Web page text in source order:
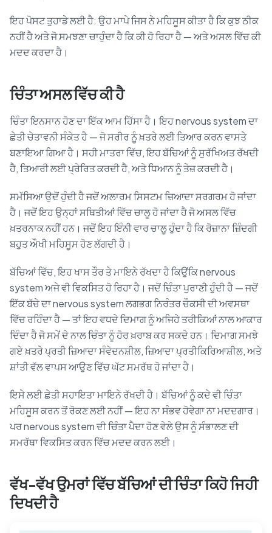
ਇਹ ਪੋਸਟ ਤੁਹਾਡੇ ਲਈ ਹੈ: ਉਹ ਮਾਪੇ ਜਿਸ ਨੇ ਮਹਿਸੂਸ ਕੀਤਾ ਹੈ ਕਿ ਕੁਝ ਠੀਕ
ਨਹੀਂ ਹੈ ਅਤੇ ਜੋ ਸਮਝਣਾ ਚਾਹੁੰਦਾ ਹੈ ਕਿ ਕੀ ਹੋ ਰਿਹਾ ਹੈ — ਅਤੇ ਅਸਲ ਵਿੱਚ ਕੀ
ਮਦਦ ਕਰਦਾ ਹੈ।
ਚਿੰਤਾ ਅਸਲ ਵਿੱਚ ਕੀ ਹੈ
ਚਿੰਤਾ ਇਨਸਾਨ ਹੋਣ ਦਾ ਇੱਕ ਆਮ ਹਿੱਸਾ ਹੈ। ਇਹ nervous system ਦਾ
ਛੇਤੀ ਚੇਤਾਵਨੀ ਸੰਕੇਤ ਹੈ — ਜੋ ਸਰੀਰ ਨੂੰ ਖ਼ਤਰੇ ਲਈ ਤਿਆਰ ਕਰਨ ਵਾਸਤੇ
ਬਣਾਇਆ ਗਿਆ ਹੈ। ਸਹੀ ਮਾਤਰਾ ਵਿੱਚ, ਇਹ ਬੱਚਿਆਂ ਨੂੰ ਸੁਰੱਖਿਅਤ ਰੱਖਦੀ
ਹੈ, ਤਿਆਰੀ ਲਈ ਪ੍ਰੇਰਿਤ ਕਰਦੀ ਹੈ, ਅਤੇ ਧਿਆਨ ਨੂੰ ਤੇਜ਼ ਕਰਦੀ ਹੈ।
ਸਮੱਸਿਆ ਉਦੋਂ ਹੁੰਦੀ ਹੈ ਜਦੋਂ ਅਲਾਰਮ ਸਿਸਟਮ ਜ਼ਿਆਦਾ ਸਰਗਰਮ ਹੋ ਜਾਂਦਾ
ਹੈ। ਜਦੋਂ ਇਹ ਉਨ੍ਹਾਂ ਸਥਿਤੀਆਂ ਵਿੱਚ ਚਾਲੂ ਹੋ ਜਾਂਦਾ ਹੈ ਜੋ ਅਸਲ ਵਿੱਚ
ਖ਼ਤਰਨਾਕ ਨਹੀਂ ਹਨ। ਜਦੋਂ ਇਹ ਇੰਨੀ ਵਾਰ ਚਾਲੂ ਹੁੰਦਾ ਹੈ ਕਿ ਰੋਜ਼ਾਨਾ ਜ਼ਿੰਦਗੀ
ਬਹੁਤ ਔਖੀ ਮਹਿਸੂਸ ਹੋਣ ਲੱਗਦੀ ਹੈ।
ਬੱਚਿਆਂ ਵਿੱਚ, ਇਹ ਖਾਸ ਤੌਰ ਤੇ ਮਾਇਨੇ ਰੱਖਦਾ ਹੈ ਕਿਉਂਕਿ nervous
system ਅਜੇ ਵੀ ਵਿਕਸਿਤ ਹੋ ਰਿਹਾ ਹੈ। ਜਦੋਂ ਚਿੰਤਾ ਪੁਰਾਣੀ ਹੁੰਦੀ ਹੈ — ਜਦੋਂ
ਇੱਕ ਬੱਚੇ ਦਾ nervous system ਲਗਭਗ ਨਿਰੰਤਰ ਚੌਕਸੀ ਦੀ ਅਵਸਥਾ
ਵਿੱਚ ਰਹਿੰਦਾ ਹੈ — ਤਾਂ ਇਹ ਵਧਦੇ ਦਿਮਾਗ ਨੂੰ ਅਜਿਹੇ ਤਰੀਕਿਆਂ ਨਾਲ ਆਕਾਰ
ਦਿੰਦਾ ਹੈ ਜੋ ਸਮੇਂ ਦੇ ਨਾਲ ਚਿੰਤਾ ਨੂੰ ਹੋਰ ਖ਼ਰਾਬ ਕਰ ਸਕਦੇ ਹਨ। ਦਿਮਾਗ ਸਮਝੇ
ਗਏ ਖ਼ਤਰੇ ਪ੍ਰਤੀ ਜ਼ਿਆਦਾ ਸੰਵੇਦਨਸ਼ੀਲ, ਜ਼ਿਆਦਾ ਪ੍ਰਤੀਕਿਰਿਆਸ਼ੀਲ, ਅਤੇ
ਸ਼ਾਂਤੀ ਵੱਲ ਵਾਪਸ ਆਉਣ ਵਿੱਚ ਘੱਟ ਸਮਰੱਥ ਹੋ ਜਾਂਦਾ ਹੈ।
ਇਸੇ ਲਈ ਛੇਤੀ ਸਹਾਇਤਾ ਮਾਇਨੇ ਰੱਖਦੀ ਹੈ। ਬੱਚਿਆਂ ਨੂੰ ਕਦੇ ਵੀ ਚਿੰਤਾ
ਮਹਿਸੂਸ ਕਰਨ ਤੋਂ ਰੋਕਣ ਲਈ ਨਹੀਂ — ਇਹ ਨਾ ਸੰਭਵ ਹੋਵੇਗਾ ਨਾ ਮਦਦਗਾਰ।
ਪਰ nervous system ਦੀ ਚਿੰਤਾ ਪੈਦਾ ਹੋਣ ਵੇਲੇ ਉਸ ਨੂੰ ਸੰਭਾਲਣ ਦੀ
ਸਮਰੱਥਾ ਵਿਕਸਿਤ ਕਰਨ ਵਿੱਚ ਮਦਦ ਕਰਨ ਲਈ।
ਵੱਖ-ਵੱਖ ਉਮਰਾਂ ਵਿੱਚ ਬੱਚਿਆਂ ਦੀ ਚਿੰਤਾ ਕਿਹੋ ਜਿਹੀ
ਦਿਖਦੀ ਹੈ